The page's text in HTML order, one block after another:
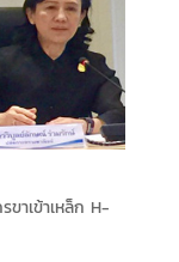
ขาเข้าเหล็ก H-